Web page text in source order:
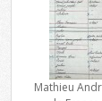
Mathieu